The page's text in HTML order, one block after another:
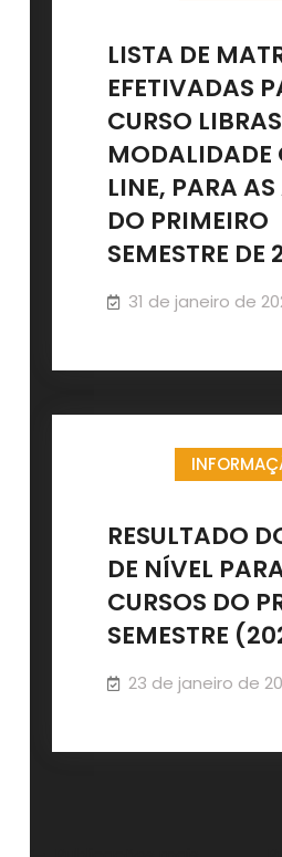
LISTA DE
EFETIVADAS
CURSO
LINE, PARA
DO PRIMEIRO
SEMESTRE DE
31 de janeiro de
RESULTADO
DE NÍVEL
CURSOS DO
SEMESTRE
23 de janeiro de